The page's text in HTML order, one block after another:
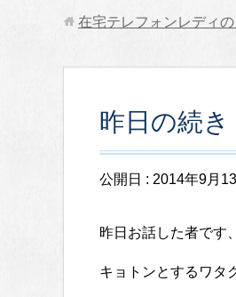
在宅テレフォンレディ
昨日の続き
公開日 : 2014年9月
昨日お話した者です
キョトンとするワタ